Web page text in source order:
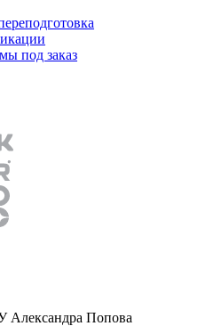
под заказ
Александра Попова